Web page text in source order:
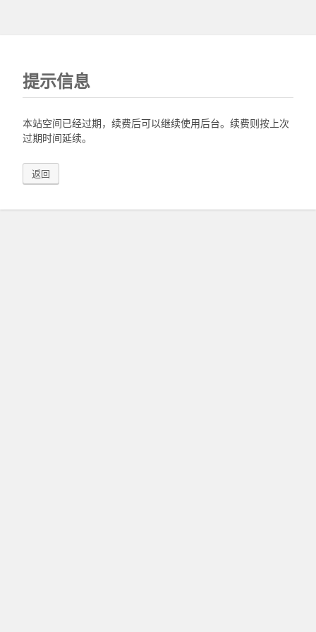
提示信息
本站空间已经过期，续费后可以继续使用后台。续费则按上次
过期时间延续。
返回